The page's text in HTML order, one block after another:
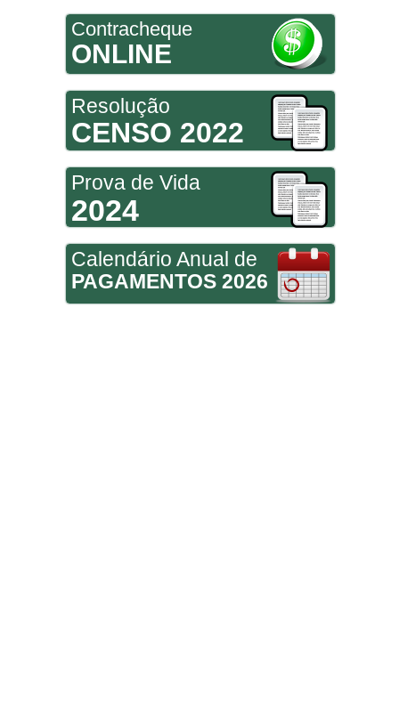
Contracheque
ONLINE
Resolução
CENSO 2022
Prova de Vida
2024
Calendário Anual de
PAGAMENTOS 2026